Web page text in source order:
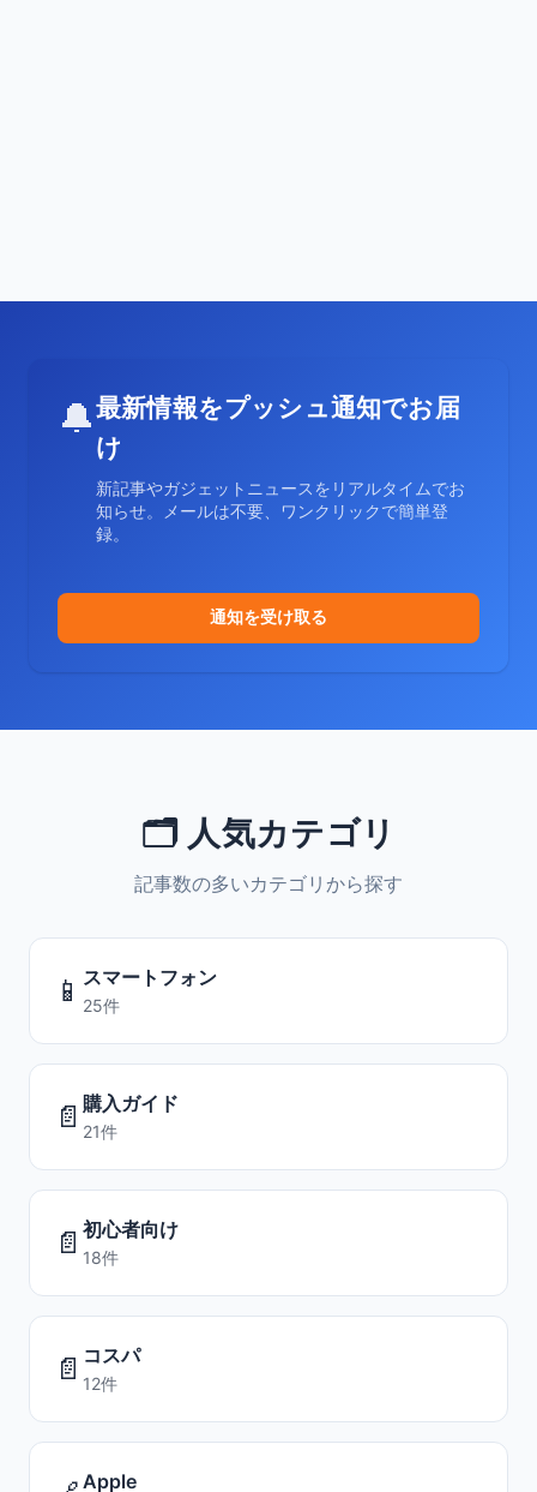
🔔最新情報をプッシュ通知でお届
け
新記事やガジェットニュースをリアルタイムでお
知らせ。メールは不要、ワンクリックで簡単登
録。
通知を受け取る
🗂️ 人気カテゴリ
記事数の多いカテゴリから探す
📱 スマートフォン
25件
📄 購入ガイド
21件
📄 初心者向け
18件
📄 コスパ
12件
Apple